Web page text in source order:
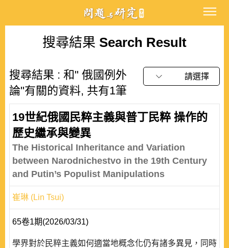
搜尋結果 Search Result
搜尋結果 : 和" 俄國例外
論"有關的資料, 共有1筆
請選擇
19世紀俄國民粹主義與普丁民粹 操作的
歷史繼承與變異
The Historical Inheritance and Variation
between Narodnichestvo in the 19th Century
and Putin’s Populist Manipulations
崔琳 (Lin Tsui)
65卷1期(2026/03/31)
學界對於民粹主義如何適當地概念化仍有諸多異見，同時